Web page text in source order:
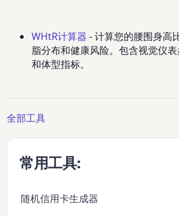
WHtR计算器 - 计算您的腰围身高
脂分布和健康风险。包含视觉仪
和体型指标。
全部工具
常用工具:
随机信用卡生成器